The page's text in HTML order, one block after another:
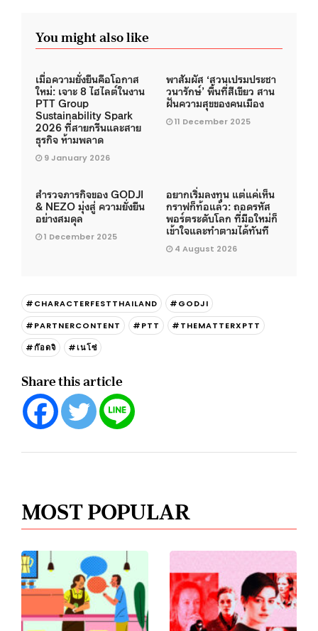
You might also like
เมื่อความยั่งยืนคือโอกาส
ใหม่: เจาะ 8 ไฮไลต์ในงาน
PTT Group
Sustainability Spark
2026 ที่สายกรีนและสาย
ธุรกิจ ห้ามพลาด
9 January 2026
พาสัมผัส ‘สวนเปรมประชา
วนารักษ์’ พื้นที่สีเขียว สาน
ฝันความสุขของคนเมือง
11 December 2025
สำรวจภารกิจของ GODJI
& NEZO มุ่งสู่ ความยั่งยืน
อย่างสมดุล
1 December 2025
อยากเริ่มลงทุน แต่แค่เห็น
กราฟก็ท้อแล้ว: ถอดรหัส
พอร์ตระดับโลก ที่มือใหม่ก็
เข้าใจและทำตามได้ทันที
4 August 2026
#CHARACTERFESTTHAILAND
#GODJI
#PARTNERCONTENT
#PTT
#THEMATTERXPTT
#ก๊อดจิ
#เนโซ่
Share this article
MOST POPULAR